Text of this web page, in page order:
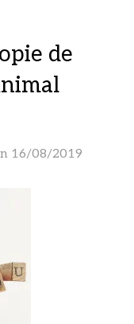
de
16/08/2019